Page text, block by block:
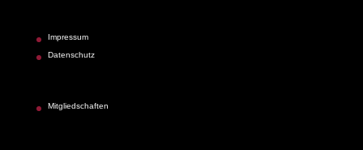
Impressum
Datenschutz
Mitgliedschaften